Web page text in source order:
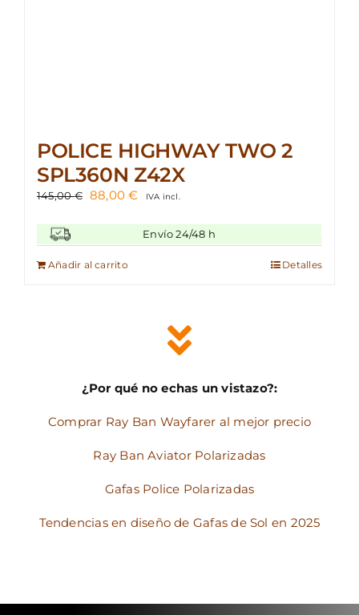
POLICE HIGHWAY TWO 2
SPL360N Z42X
145,00€ El
original
era:
145,00 €.
88,00€ El
actual
es:
IVA incl.
Envío 24/48 h
Añadir al carrito Detalles
¿Por qué no echas un vistazo?:
Comprar Ray Ban Wayfarer al mejor precio
Ray Ban Aviator Polarizadas
Gafas Police Polarizadas
Tendencias en diseño de Gafas de Sol en 2025